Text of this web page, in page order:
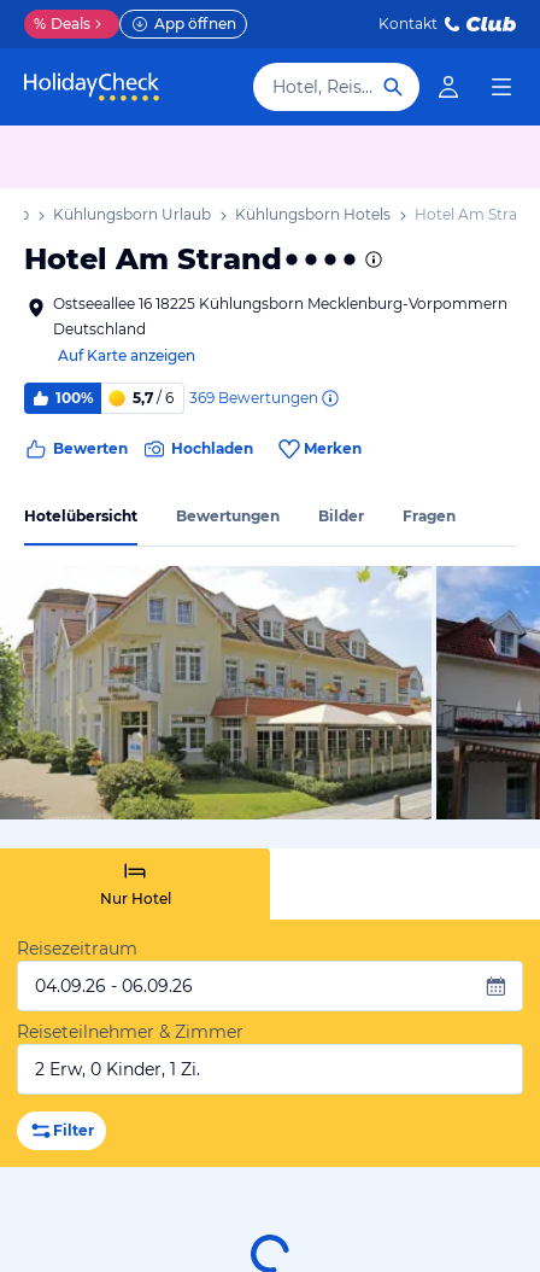
% Deals App öffnen Kontakt
Hotel, Reiseziel
Kühlungsborn Urlaub Kühlungsborn Hotels Hotel Am Strand
Hotel Am Strand
Ostseeallee 16 18225 Kühlungsborn Mecklenburg-Vorpommern
Deutschland
Auf Karte anzeigen
100% 5,7 / 6 369 Bewertungen
Bewerten Hochladen Merken
Hotelübersicht Bewertungen Bilder Fragen
vom
Nur Hotel
Reisezeitraum
04.09.26 - 06.09.26
Reiseteilnehmer & Zimmer
2 Erw, 0 Kinder, 1 Zi.
Filter